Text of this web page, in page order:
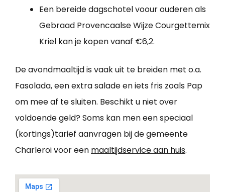
Een bereide dagschotel voour ouderen als
Gebraad Provencaalse Wijze Courgettemix
Kriel kan je kopen vanaf €6,2.
De avondmaaltijd is vaak uit te breiden met o.a.
Fasolada, een extra salade en iets fris zoals Pap
om mee af te sluiten. Beschikt u niet over
voldoende geld? Soms kan men een speciaal
(kortings)tarief aanvragen bij de gemeente
Charleroi voor een maaltijdservice aan huis.